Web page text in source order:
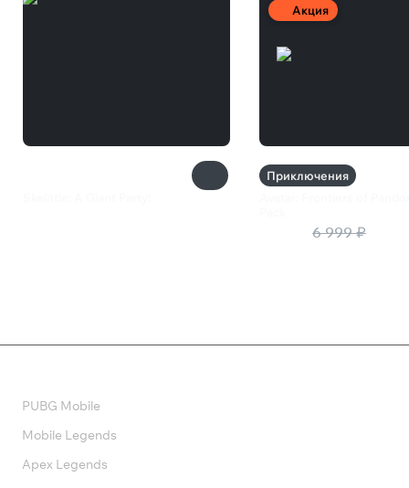
Акция
Приключения
6 999 ₽
PUBG Mobile
Mobile Legends
Apex Legends